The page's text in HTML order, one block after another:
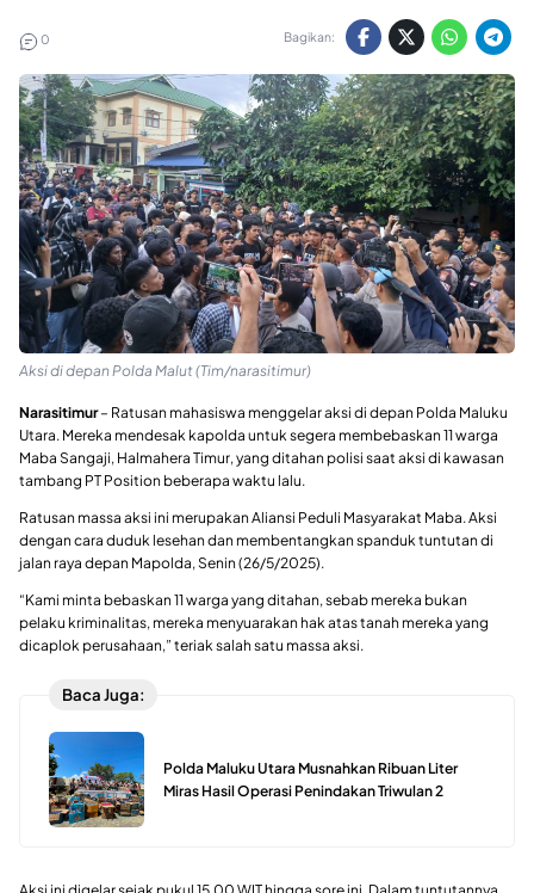
0 Bagikan:
Aksi di depan Polda Malut (Tim/narasitimur)
Narasitimur– Ratusan mahasiswa menggelar aksi di depan Polda Maluku
Utara. Mereka mendesak kapolda untuk segera membebaskan 11 warga
Maba Sangaji, Halmahera Timur, yang ditahan polisi saat aksi di kawasan
tambang PT Position beberapa waktu lalu.
Ratusan massa aksi ini merupakan Aliansi Peduli Masyarakat Maba. Aksi
dengan cara duduk lesehan dan membentangkan spanduk tuntutan di
jalan raya depan Mapolda, Senin (26/5/2025).
“Kami minta bebaskan 11 warga yang ditahan, sebab mereka bukan
pelaku kriminalitas, mereka menyuarakan hak atas tanah mereka yang
dicaplok perusahaan,” teriak salah satu massa aksi.
Baca Juga:
Polda Maluku Utara Musnahkan Ribuan Liter
Miras Hasil Operasi Penindakan Triwulan 2